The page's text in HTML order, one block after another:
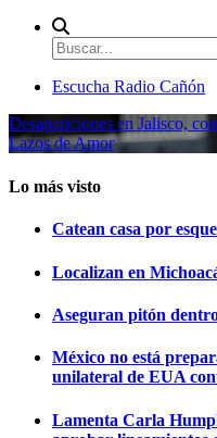
Escucha Radio Cañón
Desapariciones en Jalisco,
Lazos de Amor
Lo más visto
Catean casa por
Localizan en
Aseguran pitón
México no está
unilateral de EUA
Lamenta Carla